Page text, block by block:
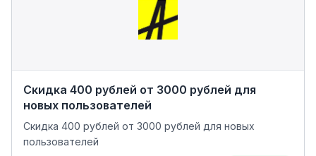
Скидка 400 рублей от 3000 рублей для
новых пользователей
Скидка 400 рублей от 3000 рублей для новых
пользователей